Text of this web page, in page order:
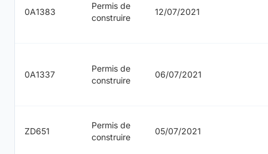
0A1383
Permis de
construire
12/07/2021
0A1337
Permis de
construire
06/07/2021
ZD651
Permis de
construire
05/07/2021